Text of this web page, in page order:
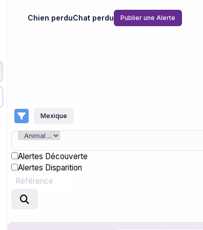
Chien perduChat perdu Publier une Alerte
Mexique
Alertes Découverte
Alertes Disparition